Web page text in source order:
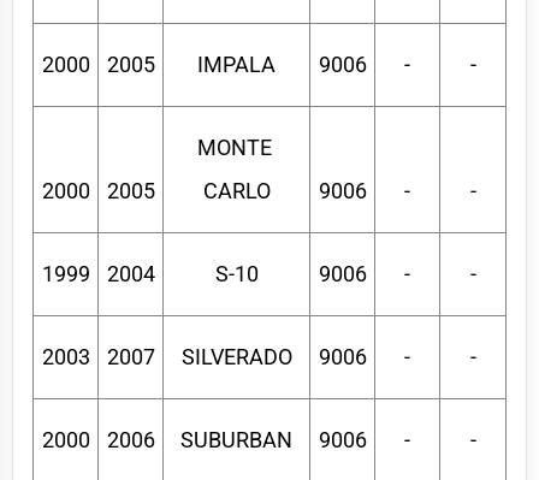
2000 2005 IMPALA 9006 - -
2000 2005
MONTE
CARLO
9006 - -
1999 2004 S-10 9006 - -
2003 2007 SILVERADO 9006 - -
2000 2006 SUBURBAN 9006 - -